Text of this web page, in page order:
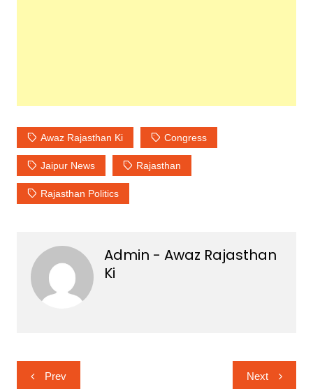
Awaz Rajasthan Ki Congress
Jaipur News Rajasthan
Rajasthan Politics
Admin - Awaz Rajasthan
Ki
PostPrev Next